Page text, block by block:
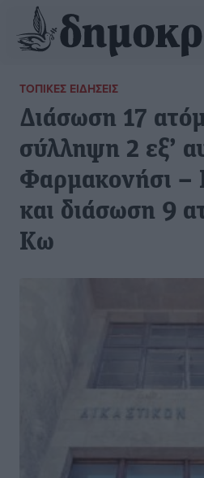
ΤΟΠΙΚΈΣ ΕΙΔΉΣΕΙΣ
Διάσωση 17
σύλληψη 2 εξ’
Φαρμακονήσι –
και διάσωση 9
Κω